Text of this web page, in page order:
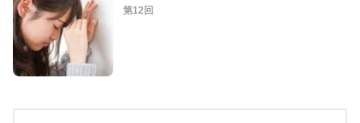
第12回